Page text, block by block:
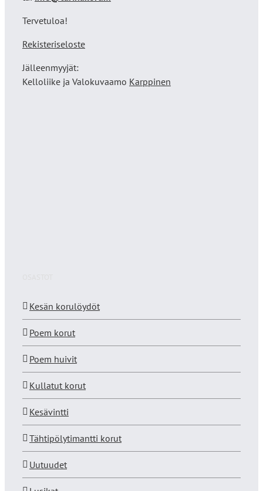
Tervetuloa!
Rekisteriseloste
Jälleenmyyjät:
Kelloliike ja Valokuvaamo Karppinen
Kesän korulöydöt
Poem korut
Poem huivit
Kullatut korut
Kesävintti
Tähtipölytimantti korut
Uutuudet